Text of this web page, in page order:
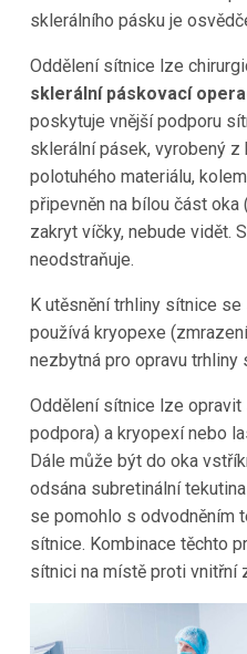
sklerálního pásku je
Oddělení sítnice lze
sklerální páskovací
poskytuje vnější podporu
sklerální pásek, vyrobený z
polotuhého materiálu,
připevněn na bílou část
zakryt víčky, nebude vidět.
neodstraňuje.
K utěsnění trhliny sítnice
používá kryopexe
nezbytná pro opravu trhliny
Oddělení sítnice lze
podpora) a kryopexí nebo
Dále může být do oka
odsána subretinální
se pomohlo s odvodněním
sítnice. Kombinace těchto
sítnici na místě proti vnitřní